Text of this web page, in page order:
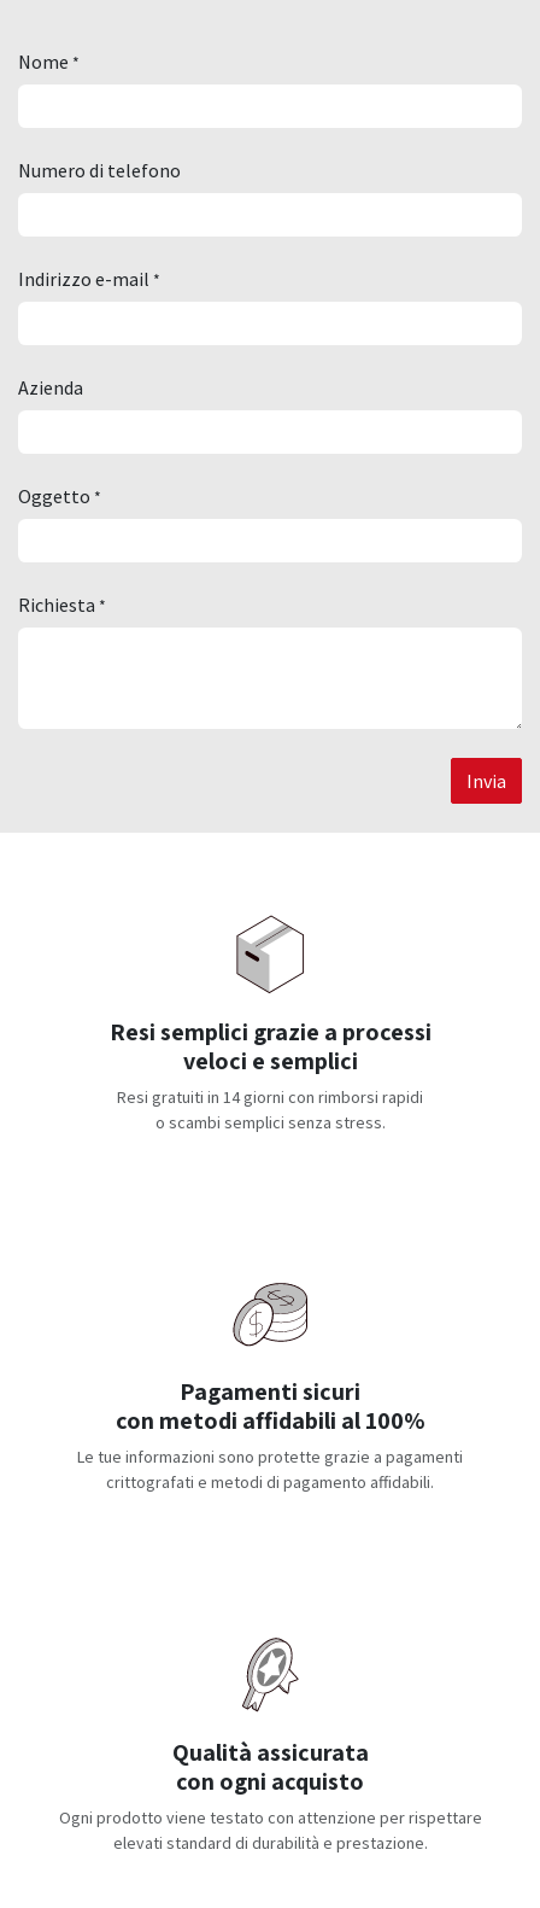
Nome *
Numero di telefono
Indirizzo e-mail *
Azienda
Oggetto *
Richiesta *
Invia
Resi semplici grazie a processi
veloci e semplici
Resi gratuiti in 14 giorni con rimborsi rapidi
o scambi semplici senza stress.
Pagamenti sicuri
con metodi affidabili al 100%
Le tue informazioni sono protette grazie a pagamenti
crittografati e metodi di pagamento affidabili.
Qualità assicurata
con ogni acquisto
Ogni prodotto viene testato con attenzione per rispettare
elevati standard di durabilità e prestazione.